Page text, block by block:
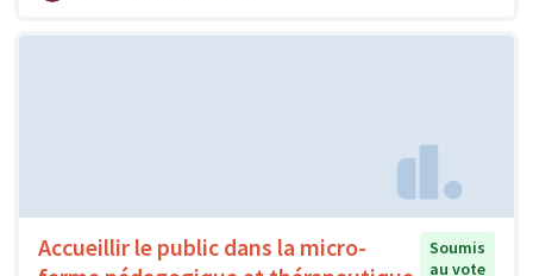
Accueillir le public dans la micro-
Soumis
au vote